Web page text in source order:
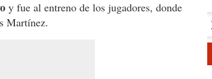
y fue al entreno de los jugadores, donde
Martínez.